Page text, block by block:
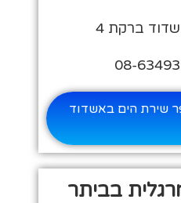
ברקת 4
שירת הים באשדוד
בביתר